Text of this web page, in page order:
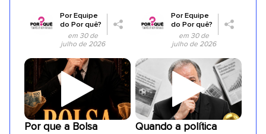
PorEquipe
do Por quê?
em 30 de
julho de 2026
PorEquipe
do Por quê?
em 30 de
julho de 2026
Por que a Bolsa
Quando a política